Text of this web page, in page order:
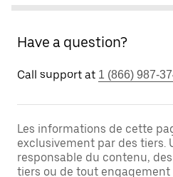
Have a question?
Call support at 1 (866) 987-
Les informations de cette
exclusivement par des tiers.
responsable du contenu,
tiers ou de tout